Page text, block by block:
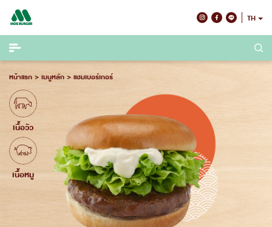
TH
หน้าแรก เมนูหลัก แฮมเบอร์เกอร์
เนื้อวัว
เนื้อหมู